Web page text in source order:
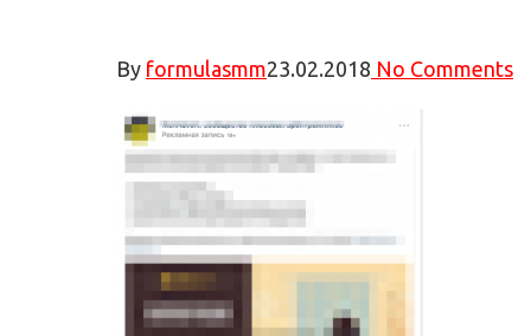
By formulasmm23.02.2018 No Comments